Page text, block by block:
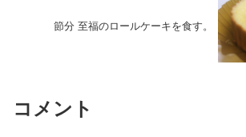
節分 至福のロールケーキを食す。
コメント